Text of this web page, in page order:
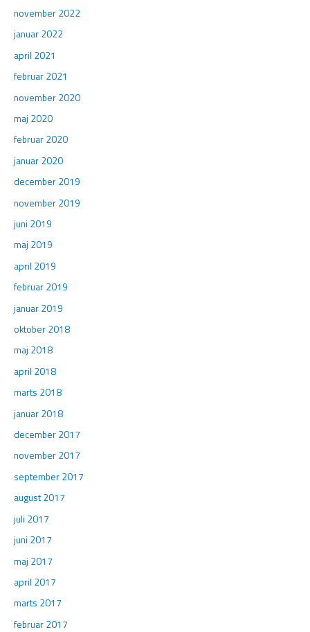
november 2022
januar 2022
april 2021
februar 2021
november 2020
maj 2020
februar 2020
januar 2020
december 2019
november 2019
juni 2019
maj 2019
april 2019
februar 2019
januar 2019
oktober 2018
maj 2018
april 2018
marts 2018
januar 2018
december 2017
november 2017
september 2017
august 2017
juli 2017
juni 2017
maj 2017
april 2017
marts 2017
februar 2017